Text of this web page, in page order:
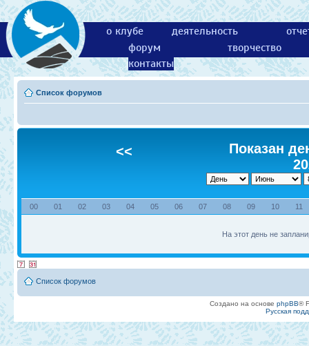
о клубе деятельность
форум
творчество
контакты
Список форумов
<<
Показан
00 01 02 03 04 05 06 07 08 09 10 11
На этот день не
Список форумов
Создано на основе phpBB®
Русская